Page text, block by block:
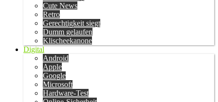
Cute News
Retro
Gerechtigkeit siegt
Dumm gelaufen
Klischeekanone
Digital
Android
Apple
Google
Microsoft
Hardware-Test